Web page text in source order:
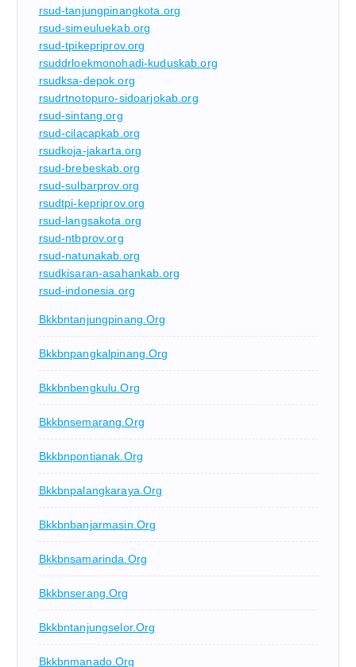
rsud-tanjungpinangkota.org
rsud-simeuluekab.org
rsud-tpikepriprov.org
rsuddrloekmonohadi-kuduskab.org
rsudksa-depok.org
rsudrtnotopuro-sidoarjokab.org
rsud-sintang.org
rsud-cilacapkab.org
rsudkoja-jakarta.org
rsud-brebeskab.org
rsud-sulbarprov.org
rsudtpi-kepriprov.org
rsud-langsakota.org
rsud-ntbprov.org
rsud-natunakab.org
rsudkisaran-asahankab.org
rsud-indonesia.org
Bkkbntanjungpinang.org
Bkkbnpangkalpinang.org
Bkkbnbengkulu.org
Bkkbnsemarang.org
Bkkbnpontianak.org
Bkkbnpalangkaraya.org
Bkkbnbanjarmasin.org
Bkkbnsamarinda.org
Bkkbnserang.org
Bkkbntanjungselor.org
Bkkbnmanado.org